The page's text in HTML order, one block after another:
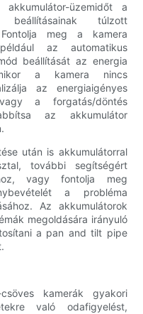
üzemidőt a
túlzott
Fontolja meg a kamera
az automatikus
beállítását az energia
a kamera nincs
az energiaigényes
a forgatás/döntés
az akkumulátor
után is akkumulátorral
további segítségért
vagy fontolja meg
a probléma
Az akkumulátorok
megoldására irányuló
a pan and tilt pipe
kamerák gyakori
való odafigyelést,